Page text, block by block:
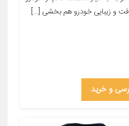
و زیبایی خودرو هم بخشی […]
و خرید